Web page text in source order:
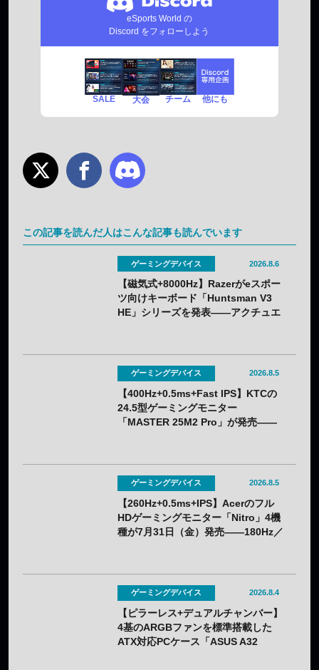
eSports World の
Discord をフォローしよう
SALE 大会 チーム 他にも
この記事を読んだ人はこんな記事も読んでいます
ゲーミングデバイス 2026.8.6
【磁気式+8000Hz】Razerがeスポー
ツ向けキーボード「Huntsman V3
HE」シリーズを発表——アクチュエ
ゲーミングデバイス 2026.8.5
【400Hz+0.5ms+Fast IPS】KTCの
24.5型ゲーミングモニター
「MASTER 25M2 Pro」が発売——
ゲーミングデバイス 2026.8.5
【260Hz+0.5ms+IPS】Acerのフル
HDゲーミングモニター「Nitro」4機
種が7月31日（金）発売——180Hz／
ゲーミングデバイス 2026.8.4
【ピラーレス+デュアルチャンバー】
4基のARGBファンを標準搭載した
ATX対応PCケース「ASUS A32